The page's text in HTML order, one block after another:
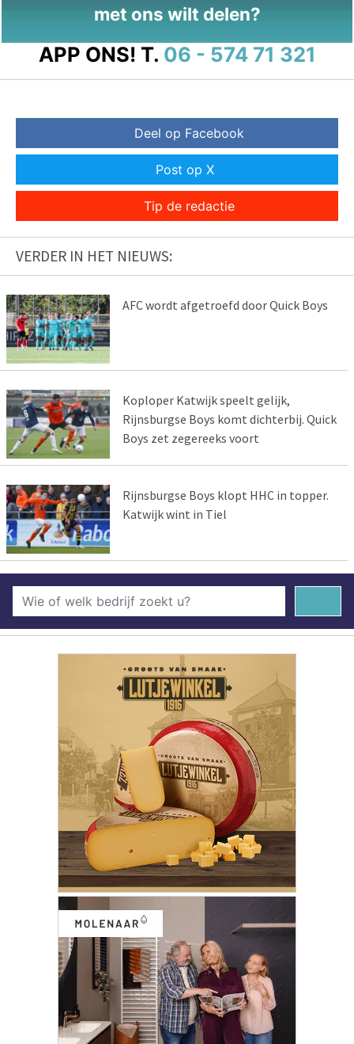
met ons wilt delen?
APP ONS! T. 06 - 574 71 321
Deel op Facebook
Post op X
Tip de redactie
VERDER IN HET NIEUWS:
AFC wordt afgetroefd door Quick Boys
Koploper Katwijk speelt gelijk,
Rijnsburgse Boys komt dichterbij. Quick
Boys zet zegereeks voort
Rijnsburgse Boys klopt HHC in topper.
Katwijk wint in Tiel